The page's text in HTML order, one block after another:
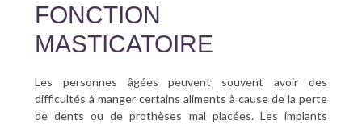
FONCTION
MASTICATOIRE
Les personnes âgées peuvent souvent avoir des
difficultés à manger certains aliments à cause de la perte
de dents ou de prothèses mal placées. Les implants